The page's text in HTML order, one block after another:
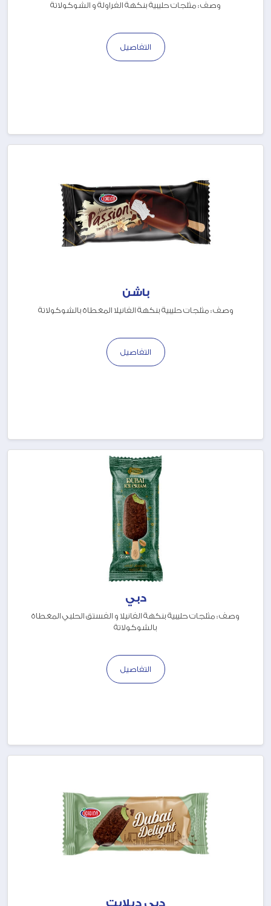
وصف : مثلجات حليبية بنكهة الفراولة و الشوكولاتة
التفاصيل
باشن
وصف : مثلجات حليبية بنكهة الفانيلا المغطاة بالشوكولاتة
التفاصيل
دبي
وصف : مثلجات حليبية بنكهة الفانيلا و الفستق الحلبي المغطاة
بالشوكولاتة
التفاصيل
دبي ديلايت